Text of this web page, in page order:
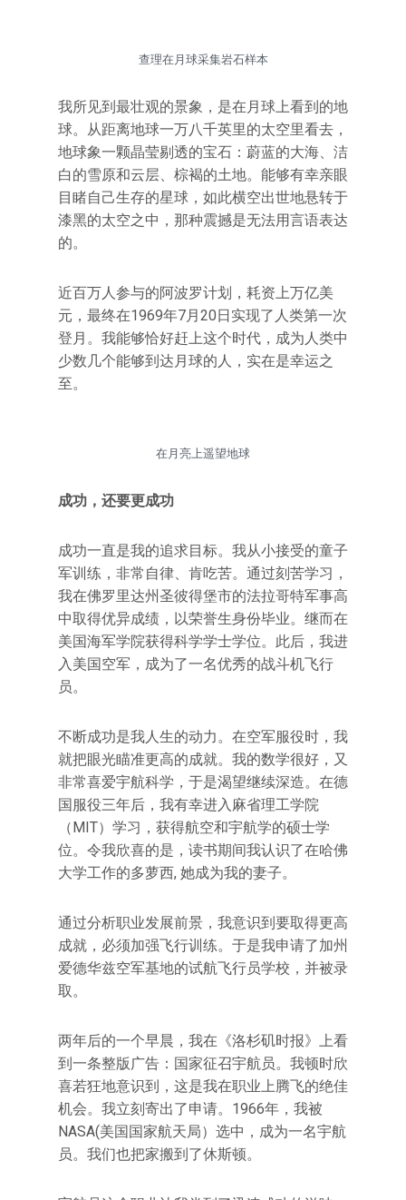
查理在月球采集岩石样本
我所见到最壮观的景象，是在月球上看到的地
球。从距离地球一万八千英里的太空里看去，
地球象一颗晶莹剔透的宝石：蔚蓝的大海、洁
白的雪原和云层、棕褐的土地。能够有幸亲眼
目睹自己生存的星球，如此横空出世地悬转于
漆黑的太空之中，那种震撼是无法用言语表达
的。
近百万人参与的阿波罗计划，耗资上万亿美
元，最终在1969年7月20日实现了人类第一次
登月。我能够恰好赶上这个时代，成为人类中
少数几个能够到达月球的人，实在是幸运之
至。
在月亮上遥望地球
成功，还要更成功
成功一直是我的追求目标。我从小接受的童子
军训练，非常自律、肯吃苦。通过刻苦学习，
我在佛罗里达州圣彼得堡市的法拉哥特军事高
中取得优异成绩，以荣誉生身份毕业。继而在
美国海军学院获得科学学士学位。此后，我进
入美国空军，成为了一名优秀的战斗机飞行
员。
不断成功是我人生的动力。在空军服役时，我
就把眼光瞄准更高的成就。我的数学很好，又
非常喜爱宇航科学，于是渴望继续深造。在德
国服役三年后，我有幸进入麻省理工学院
（MIT）学习，获得航空和宇航学的硕士学
位。令我欣喜的是，读书期间我认识了在哈佛
大学工作的多萝西, 她成为我的妻子。
通过分析职业发展前景，我意识到要取得更高
成就，必须加强飞行训练。于是我申请了加州
爱德华兹空军基地的试航飞行员学校，并被录
取。
两年后的一个早晨，我在《洛杉矶时报》上看
到一条整版广告：国家征召宇航员。我顿时欣
喜若狂地意识到，这是我在职业上腾飞的绝佳
机会。我立刻寄出了申请。1966年，我被
NASA(美国国家航天局）选中，成为一名宇航
员。我们也把家搬到了休斯顿。